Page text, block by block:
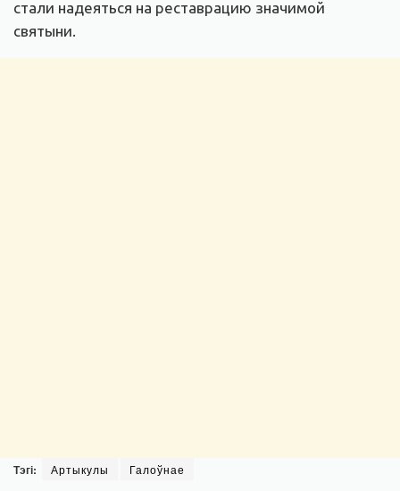
стали надеяться на реставрацию значимой
святыни.
Тэгі: Артыкулы Галоўнае